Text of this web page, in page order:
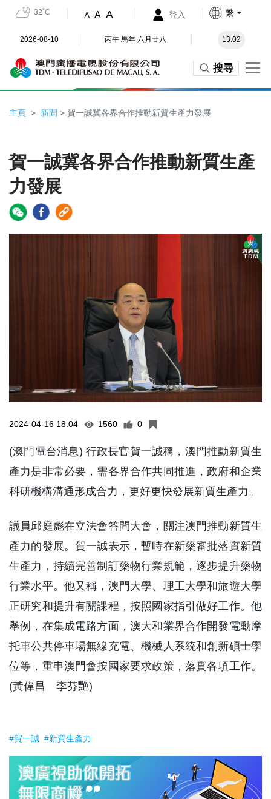
32˚C A A A 登入 繁
2026-08-10 丙午 馬年 六月廿八 13:02
搜尋
主頁 新聞 > 賀一誠冀各界合作推動新質生產力發展
賀一誠冀各界合作推動新質生產
力發展
2024-04-16 18:04 1560 0
(澳門電台消息) 行政長官賀一誠稱，澳門推動新質生
產力是非常必要，需各界合作共同推進，政府和企業
科研機構溝通形成合力，更好更快發展新質生產力。
議員邱庭彪在立法會答問大會，關注澳門推動新質生
產力的發展。賀一誠表示，暫時在新藥審批落實新質
生產力，持續完善制訂藥物行業規範，逐步提升藥物
行業水平。他又稱，澳門大學、理工大學和旅遊大學
正研究和提升有關課程，按照國家指引做好工作。他
舉例，在集成電路方面，澳大和業界合作開發電動摩
托車公共停車場無線充電、機械人系統和創新碩士學
位等，重申澳門會按國家要求政策，落實各項工作。
(黃偉昌 李芬艷)
#賀一誠 #新質生產力